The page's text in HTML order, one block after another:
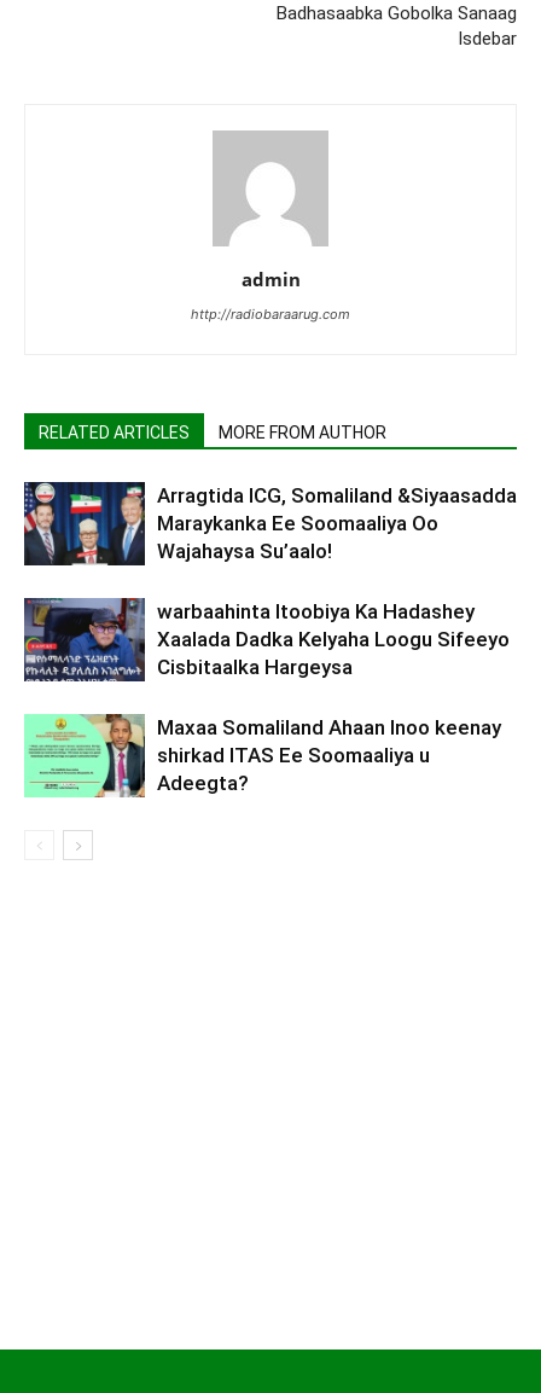
Badhasaabka Gobolka Sanaag
Isdebar
admin
http://radiobaraarug.com
RELATED ARTICLES MORE FROM AUTHOR
Arragtida ICG, Somaliland &Siyaasadda
Maraykanka Ee Soomaaliya Oo
Wajahaysa Su’aalo!
warbaahinta Itoobiya Ka Hadashey
Xaalada Dadka Kelyaha Loogu Sifeeyo
Cisbitaalka Hargeysa
Maxaa Somaliland Ahaan Inoo keenay
shirkad ITAS Ee Soomaaliya u
Adeegta?